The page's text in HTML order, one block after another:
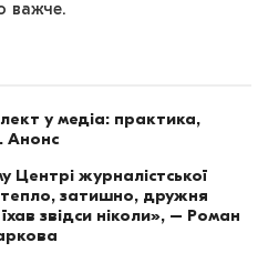
важче.
у медіа: практика,
Анонс
Центрі журналістської
тепло, затишно, дружня
звідси ніколи», – Роман